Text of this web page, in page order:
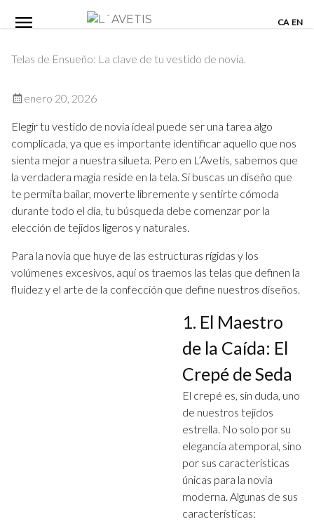
CA EN
Telas de Ensueño: La clave de tu vestido de novia.
enero 20, 2026
Elegir tu vestido de novia ideal puede ser una tarea algo
complicada, ya que es importante identificar aquello que nos
sienta mejor a nuestra silueta. Pero en L’Avetis, sabemos que
la verdadera magia reside en la tela. Si buscas un diseño que
te permita bailar, moverte libremente y sentirte cómoda
durante todo el día, tu búsqueda debe comenzar por la
elección de tejidos ligeros y naturales.
Para la novia que huye de las estructuras rígidas y los
volúmenes excesivos, aquí os traemos las telas que definen la
fluidez y el arte de la confección que define nuestros diseños.
1. El Maestro
de la Caída: El
Crepé de Seda
El crepé es, sin duda, uno
de nuestros tejidos
estrella. No solo por su
elegancia atemporal, sino
por sus características
únicas para la novia
moderna. Algunas de sus
características: